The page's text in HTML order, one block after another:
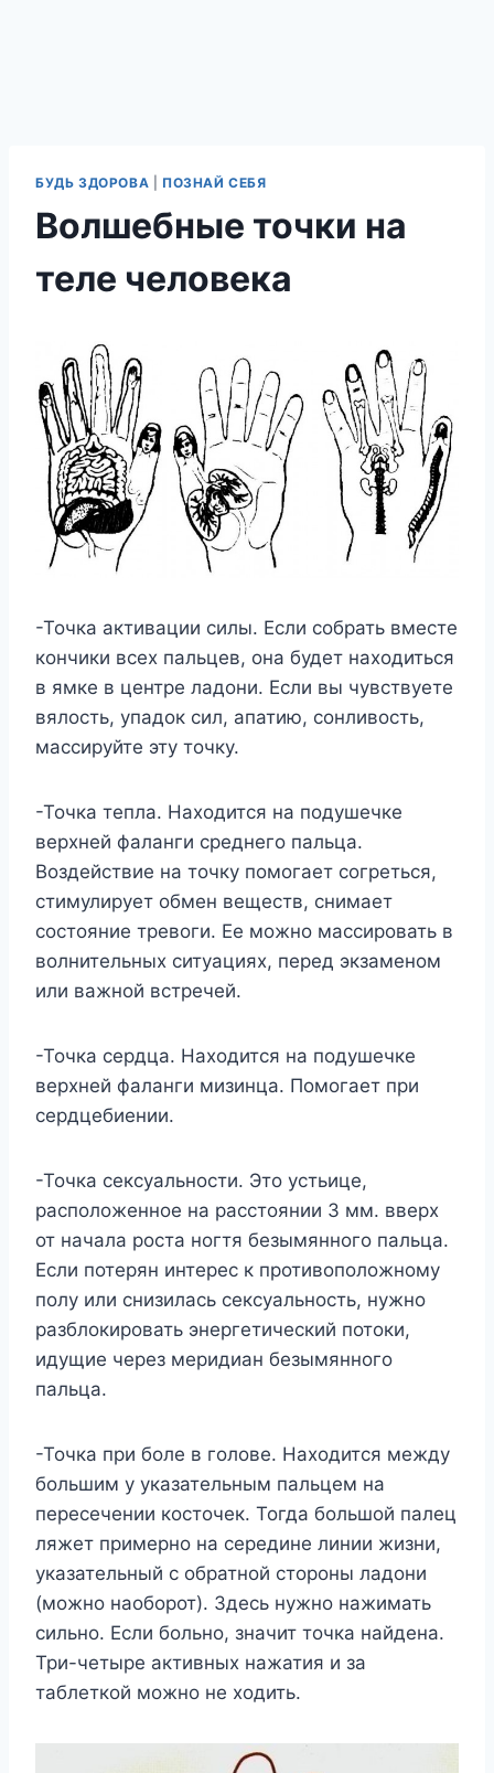
БУДЬ ЗДОРОВА ПОЗНАЙ СЕБЯ
Волшебные точки на
теле человека
-Точка активации силы. Если собрать вместе
кончики всех пальцев, она будет находиться
в ямке в центре ладони. Если вы чувствуете
вялость, упадок сил, апатию, сонливость,
массируйте эту точку.
-Точка тепла. Находится на подушечке
верхней фаланги среднего пальца.
Воздействие на точку помогает согреться,
стимулирует обмен веществ, снимает
состояние тревоги. Ее можно массировать в
волнительных ситуациях, перед экзаменом
или важной встречей.
-Точка сердца. Находится на подушечке
верхней фаланги мизинца. Помогает при
сердцебиении.
-Точка сексуальности. Это устьице,
расположенное на расстоянии 3 мм. вверх
от начала роста ногтя безымянного пальца.
Если потерян интерес к противоположному
полу или снизилась сексуальность, нужно
разблокировать энергетический потоки,
идущие через меридиан безымянного
пальца.
-Точка при боле в голове. Находится между
большим у указательным пальцем на
пересечении косточек. Тогда большой палец
ляжет примерно на середине линии жизни,
указательный с обратной стороны ладони
(можно наоборот). Здесь нужно нажимать
сильно. Если больно, значит точка найдена.
Три-четыре активных нажатия и за
таблеткой можно не ходить.